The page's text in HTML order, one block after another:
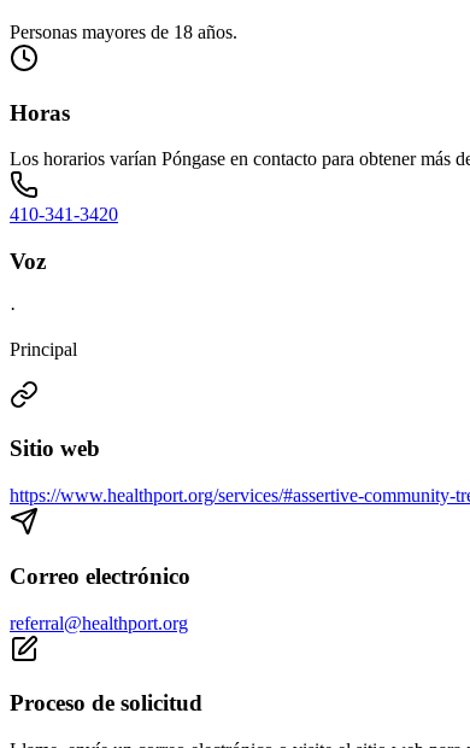
Personas mayores de 18 años.
Horas
Los horarios varían Póngase en contacto para obtener más
410-341-3420
Voz
·
Principal
Sitio web
https://www.healthport.org/services/#assertive-community-
Correo electrónico
referral@healthport.org
Proceso de solicitud